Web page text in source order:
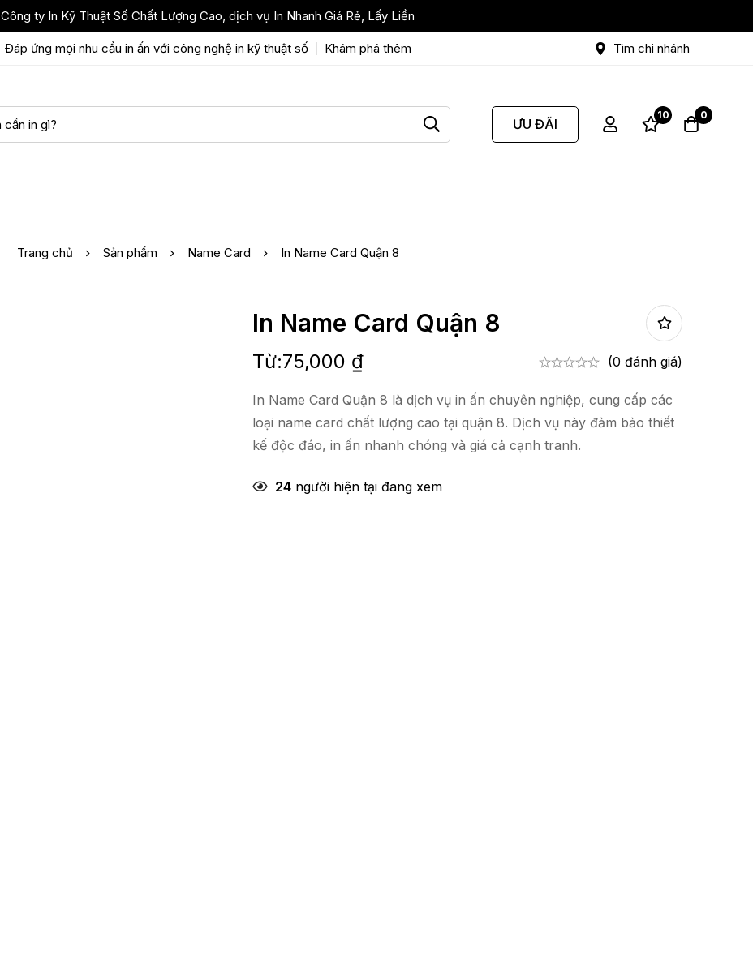
Công ty In Kỹ Thuật Số Chất Lượng Cao, dịch vụ In Nhanh Giá Rẻ, Lấy Liền
Đáp ứng mọi nhu cầu in ấn với công nghệ in kỹ thuật số Khám phá thêm Tìm chi nhánh
ƯU ĐÃI
10 0
Trang chủ Sản phẩm Name Card In Name Card Quận 8
In Name Card Quận 8
Từ:75,000 ₫ (0 đánh giá)
In Name Card Quận 8 là dịch vụ in ấn chuyên nghiệp, cung cấp các
loại name card chất lượng cao tại quận 8. Dịch vụ này đảm bảo thiết
kế độc đáo, in ấn nhanh chóng và giá cả cạnh tranh.
24 người hiện tại đang xem